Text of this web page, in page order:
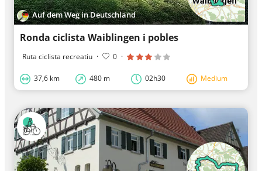
Auf dem Weg in Deutschland
Ronda ciclista Waiblingen i pobles
Ruta ciclista recreatiu · 0 ·
37,6 km 480 m 02h30 Medium